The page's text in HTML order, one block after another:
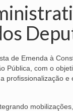
de Emenda à
Pública, com o
e